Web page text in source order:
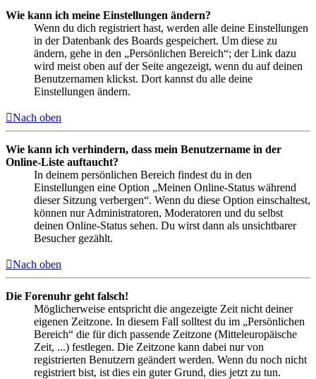
Wie kann ich meine Einstellungen ändern?
Wenn du dich registriert hast, werden alle deine Einstellungen
in der Datenbank des Boards gespeichert. Um diese zu
ändern, gehe in den „Persönlichen Bereich“; der Link dazu
wird meist oben auf der Seite angezeigt, wenn du auf deinen
Benutzernamen klickst. Dort kannst du alle deine
Einstellungen ändern.
Nach oben
Wie kann ich verhindern, dass mein Benutzername in der
Online-Liste auftaucht?
In deinem persönlichen Bereich findest du in den
Einstellungen eine Option „Meinen Online-Status während
dieser Sitzung verbergen“. Wenn du diese Option einschaltest,
können nur Administratoren, Moderatoren und du selbst
deinen Online-Status sehen. Du wirst dann als unsichtbarer
Besucher gezählt.
Nach oben
Die Forenuhr geht falsch!
Möglicherweise entspricht die angezeigte Zeit nicht deiner
eigenen Zeitzone. In diesem Fall solltest du im „Persönlichen
Bereich“ die für dich passende Zeitzone (Mitteleuropäische
Zeit, ...) festlegen. Die Zeitzone kann dabei nur von
registrierten Benutzern geändert werden. Wenn du noch nicht
registriert bist, ist dies ein guter Grund, dies jetzt zu tun.